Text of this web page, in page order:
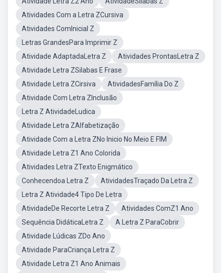
Atividades Com a Letra ZCursiva
Atividades ComInicial Z
Letras GrandesPara Imprimir Z
Atividade AdaptadaLetra Z
Atividades ProntasLetra Z
Atividade Letra ZSilabas E Frase
Atividade Letra ZCirsiva
AtividadesFamília Do Z
Atividade Com Letra ZInclusão
Letra Z AtividadeLudica
Atividade Letra ZAlfabetização
Atividade Com a Letra ZNo Inicio No Meio E FIM
Atividade Letra Z1 Ano Colorida
Atividades Letra ZTexto Enigmático
Conhecendoa Letra Z
AtividadesTraçado Da Letra Z
Letra Z Atividade4 Tipo De Letra
AtividadeDe Recorte Letra Z
Atividades ComZ1 Ano
Sequência DidáticaLetra Z
A Letra Z ParaCobrir
Atividade Lúdicas ZDo Ano
Atividade ParaCriança Letra Z
Atividade Letra Z1 Ano Animais